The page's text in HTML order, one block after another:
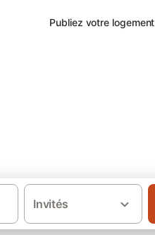
Publiez votre logement
Invités